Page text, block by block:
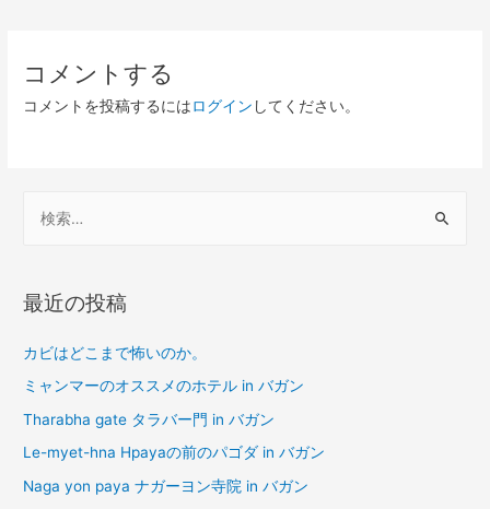
ビ
ゲ
ョ
コメントする
コメントを投稿するにはログイン してください。
最近の投稿
カビはどこまで怖いのか。
ミャンマーのオススメのホテル in バガン
Tharabha gate タラバー門 in バガン
Le-myet-hna Hpayaの前のパゴダ in バガン
Naga yon paya ナガーヨン寺院 in バガン